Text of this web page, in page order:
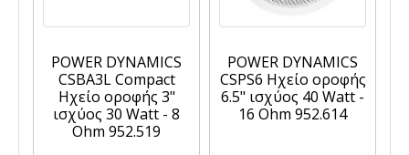
POWER DYNAMICS
CSBA3L Compact
Ηχείο οροφής 3"
ισχύος 30 Watt - 8
Ohm 952.519
POWER DYNAMICS
CSPS6 Ηχείο οροφής
6.5" ισχύος 40 Watt -
16 Ohm 952.614